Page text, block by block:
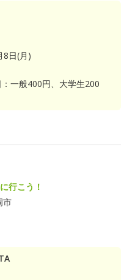
8日(月)
一般400円、大学生200
行こう！
市